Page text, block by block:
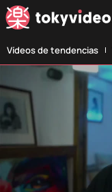
Vídeos de tendencias